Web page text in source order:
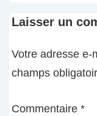
Laisser un
Votre adresse e-
champs
Commentaire *